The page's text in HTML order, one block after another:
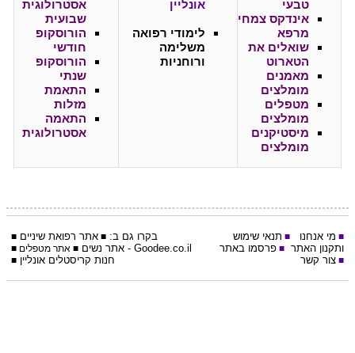
טבעי
אינדקס צמחי
מרפא
שואלים את
הטארוט
מאמנים
מומלצים
מטפלים
מומלצים
מיסטיקנים
מומלצים
אונליין
לימודי רפואה
משלימה
ורוחניות
אסטרולוגית
שבועית
הורוסקופ
חודשי
הורוסקופ
שנתי
התאמת
מזלות
התאמה
אסטרולוגית
■ מי אנחנו ■ תנאי שימוש
ותקנון האתר ■ פרסמו באתר
■ צור קשר
בקרו גם ב: ■ אתר רפואת שיניים ■
Goodee.co.il - אתר נשים ■ אתר מטפלים ■
חנות קריסטלים אונליין ■